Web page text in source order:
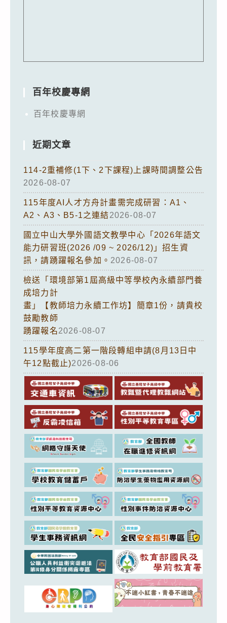
百年校慶專網
百年校慶專網
近期文章
114-2重補修(1下、2下課程)上課時間調整公告
2026-08-07
115年度AI人才方舟計畫需完成研習：A1、
A2、A3、B5-1之連結2026-08-07
國立中山大學外國語文教學中心「2026年語文
能力研習班(2026 /09 ~ 2026/12)」招生資
訊，請踴躍報名參加。 2026-08-07
檢送「環境部第1屆高級中等學校內永續部門養
成培力計
畫」【教師培力永續工作坊】簡章1份，請貴校
鼓勵教師
踴躍報名2026-08-07
115學年度高二第一階段轉組申請(8月13日中
午12點截止)2026-08-06